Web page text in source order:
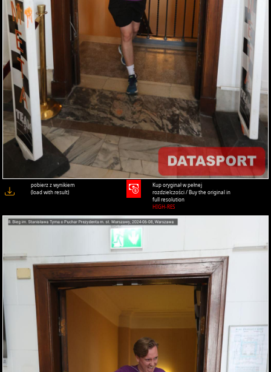
pobierz z wynikiem
(load with result)
Kup oryginał w pełnej
rozdzielczości / Buy the original in
full resolution
HIGH-RES